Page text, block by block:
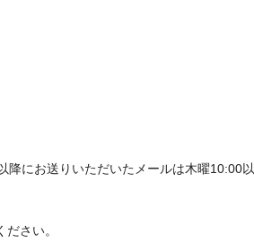
降にお送りいただいたメールは木曜10:00以
さい。